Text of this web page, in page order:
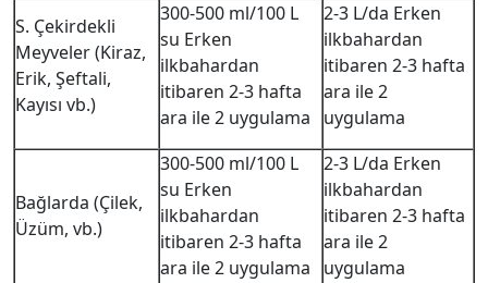
S. Çekirdekli
Meyveler (Kiraz,
Erik, Şeftali,
Kayısı vb.)
300-500 ml/100 L
su Erken
ilkbahardan
itibaren 2-3 hafta
ara ile 2 uygulama
2-3 L/da Erken
ilkbahardan
itibaren 2-3 hafta
ara ile 2
uygulama
Bağlarda (Çilek,
Üzüm, vb.)
300-500 ml/100 L
su Erken
ilkbahardan
itibaren 2-3 hafta
ara ile 2 uygulama
2-3 L/da Erken
ilkbahardan
itibaren 2-3 hafta
ara ile 2
uygulama